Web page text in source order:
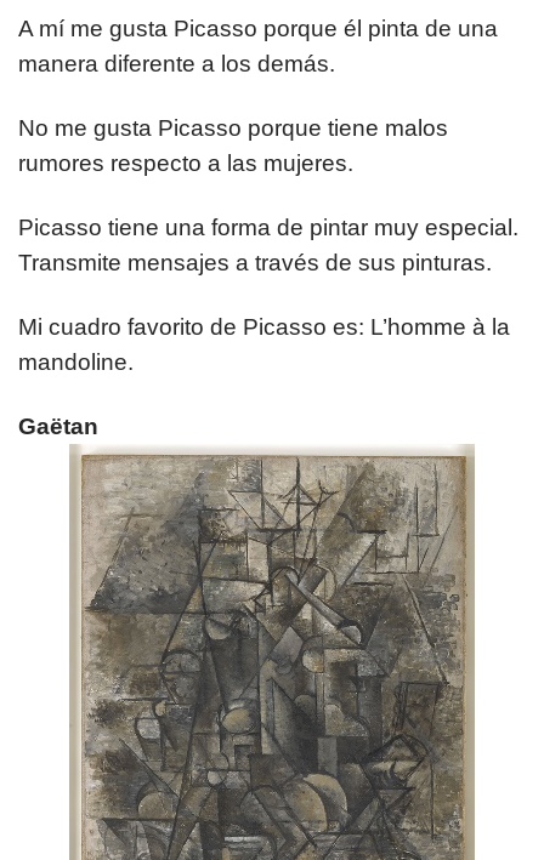
​A mí me gusta Picasso porque él pinta de una
manera diferente a los demás.
No me gusta Picasso porque tiene malos
rumores respecto a las mujeres.
Picasso tiene una forma de pintar muy especial.
Transmite mensajes a través de sus pinturas.
Mi cuadro favorito de Picasso es: L’homme à la
mandoline.
Gaëtan